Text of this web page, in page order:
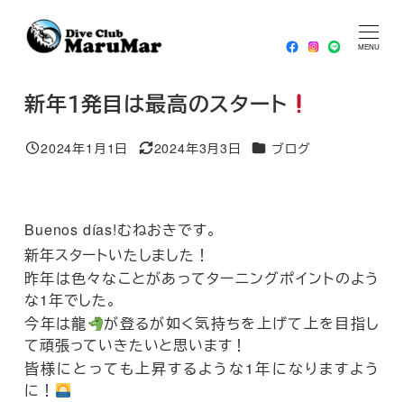
MENU
HOME ブログ 新年１発目は最高のスタート
新年１発目は最高のスタート
投稿日
2024年1月1日
更新日
2024年3月3日 カテゴリー
ブログ
Buenos días!むねおきです。
新年スタートいたしました！
昨年は色々なことがあってターニングポイントのよう
な1年でした。
今年は龍
が登るが如く気持ちを上げて上を目指し
て頑張っていきたいと思います！
皆様にとっても上昇するような1年になりますよう
に！